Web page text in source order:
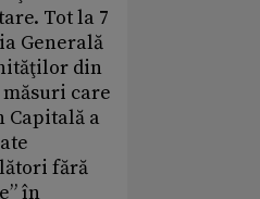
Tot la 7
Generală
din
care
Capitală a
fără
în